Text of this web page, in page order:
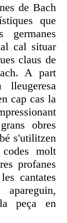
de Bach
que
cal situar
claus de
A part
cap cas la
obres
s'utilitzen
molt
profanes
cantates
peça en